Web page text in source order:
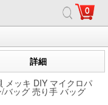
0
詳細
メッキ DIY マイクロパ
バッグ 売り手 バッグ